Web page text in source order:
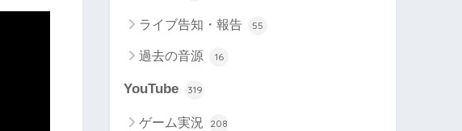
ライブ告知・報告 55
過去の音源 16
YouTube 319
ゲーム実況 208